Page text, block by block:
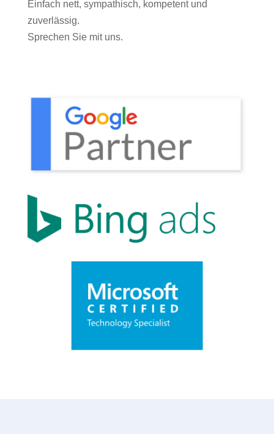
Einfach nett, sympathisch, kompetent und
zuverlässig.
Sprechen Sie mit uns.